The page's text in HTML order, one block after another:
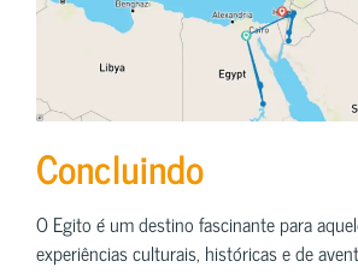
Concluindo
O Egito é um destino fascinante para
experiências culturais, históricas e de